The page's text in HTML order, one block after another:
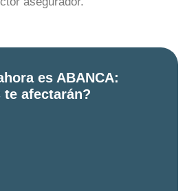
es ABANCA:
te afectarán?